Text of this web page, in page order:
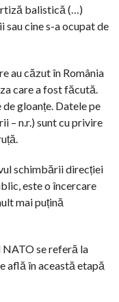
balistică (…)
sau cine s-a ocupat de
au căzut în România
care a fost făcută.
gloanțe. Datele pe
– n.r.) sunt cu privire
schimbării direcției
este o încercare
mai puțină
se referă la
află în această etapă